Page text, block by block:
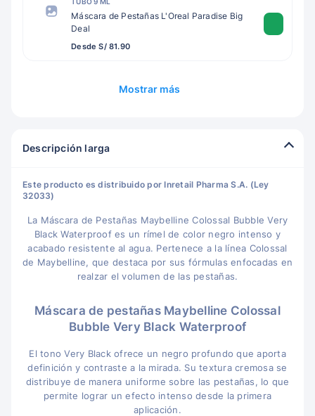
Máscara de Pestañas L'Oreal Paradise Big
Deal
Desde S/ 81.90
Mostrar más
Descripción larga
Este producto es distribuido por Inretail Pharma S.A. (Ley
32033)
La Máscara de Pestañas Maybelline Colossal Bubble Very
Black Waterproof es un rímel de color negro intenso y
acabado resistente al agua. Pertenece a la línea Colossal
de Maybelline, que destaca por sus fórmulas enfocadas en
realzar el volumen de las pestañas.
Máscara de pestañas Maybelline Colossal
Bubble Very Black Waterproof
El tono Very Black ofrece un negro profundo que aporta
definición y contraste a la mirada. Su textura cremosa se
distribuye de manera uniforme sobre las pestañas, lo que
permite lograr un efecto intenso desde la primera
aplicación.